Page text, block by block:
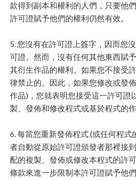
款得到副本和權利的人們，只要他
許可證賦予他們的權利仍然有效。
5. 您沒有在許可證上簽字，因而您
可證。然而，沒有任何其他東西賦
其衍生作品的權利。如果您不接受
律禁止的。因此，如果您修改或發
作品)，您就表明您接受這一許可證
製、發佈和修改程式或基於程式的
6. 每當您重新發佈程式 (或任何程式
者自動從原始許可證頒發者那裡接
配的複製、發佈或修改本程式的許
條款來進一步限制本許可證賦予他